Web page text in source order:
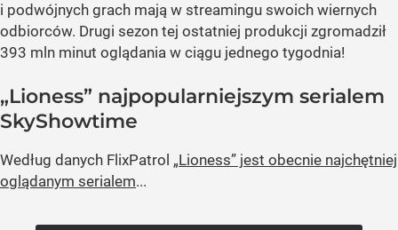
i podwójnych grach mają w streamingu swoich wiernych
odbiorców. Drugi sezon tej ostatniej produkcji zgromadził
393 mln minut oglądania w ciągu jednego tygodnia!
„Lioness” najpopularniejszym serialem
SkyShowtime
Według danych FlixPatrol „Lioness” jest obecnie najchętniej
oglądanym serialem...